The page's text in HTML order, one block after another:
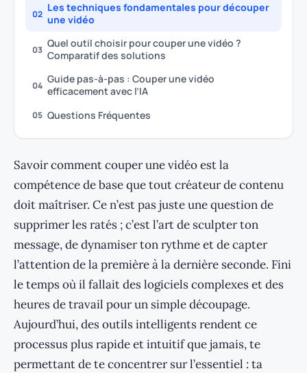
02 Les techniques fondamentales pour découper
une vidéo
03 Quel outil choisir pour couper une vidéo ?
Comparatif des solutions
04 Guide pas-à-pas : Couper une vidéo
efficacement avec l’IA
05 Questions Fréquentes
Savoir comment couper une vidéo est la
compétence de base que tout créateur de contenu
doit maîtriser. Ce n’est pas juste une question de
supprimer les ratés ; c’est l’art de sculpter ton
message, de dynamiser ton rythme et de capter
l’attention de la première à la dernière seconde. Fini
le temps où il fallait des logiciels complexes et des
heures de travail pour un simple découpage.
Aujourd’hui, des outils intelligents rendent ce
processus plus rapide et intuitif que jamais, te
permettant de te concentrer sur l’essentiel : ta